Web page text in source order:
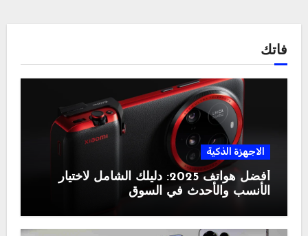
فاتك
الاجهزة الذكية
أفضل هواتف 2025: دليلك الشامل لاختيار
الأنسب والأحدث في السوق